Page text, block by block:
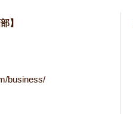
】
business/